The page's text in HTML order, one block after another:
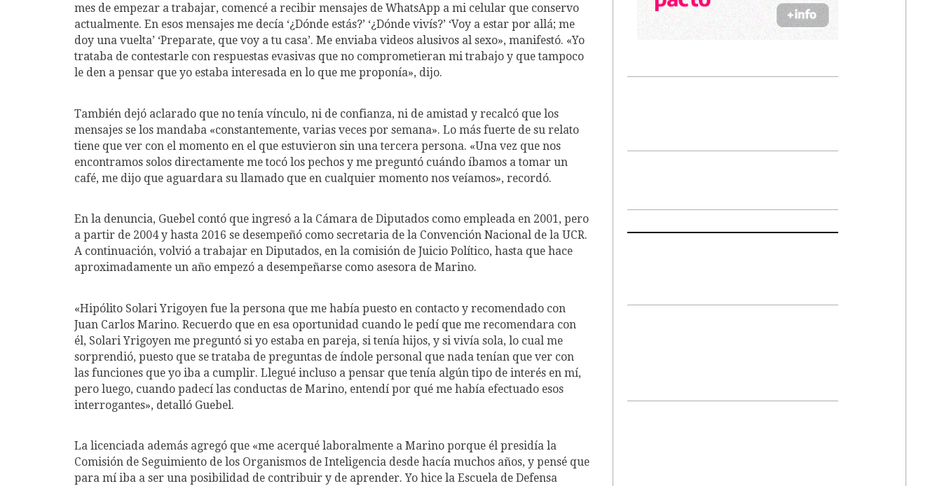
mes de empezar a trabajar, comencé a recibir mensajes de WhatsApp a mi celular que conservo
actualmente. En esos mensajes me decía ‘¿Dónde estás?’ ‘¿Dónde vivís?’ ‘Voy a estar por allá; me
doy una vuelta’ ‘Preparate, que voy a tu casa’. Me enviaba videos alusivos al sexo», manifestó. «Yo
trataba de contestarle con respuestas evasivas que no comprometieran mi trabajo y que tampoco
le den a pensar que yo estaba interesada en lo que me proponía», dijo.
También dejó aclarado que no tenía vínculo, ni de confianza, ni de amistad y recalcó que los
mensajes se los mandaba «constantemente, varias veces por semana». Lo más fuerte de su relato
tiene que ver con el momento en el que estuvieron sin una tercera persona. «Una vez que nos
encontramos solos directamente me tocó los pechos y me preguntó cuándo íbamos a tomar un
café, me dijo que aguardara su llamado que en cualquier momento nos veíamos», recordó.
En la denuncia, Guebel contó que ingresó a la Cámara de Diputados como empleada en 2001, pero
a partir de 2004 y hasta 2016 se desempeñó como secretaria de la Convención Nacional de la UCR.
A continuación, volvió a trabajar en Diputados, en la comisión de Juicio Político, hasta que hace
aproximadamente un año empezó a desempeñarse como asesora de Marino.
«Hipólito Solari Yrigoyen fue la persona que me había puesto en contacto y recomendado con
Juan Carlos Marino. Recuerdo que en esa oportunidad cuando le pedí que me recomendara con
él, Solari Yrigoyen me preguntó si yo estaba en pareja, si tenía hijos, y si vivía sola, lo cual me
sorprendió, puesto que se trataba de preguntas de índole personal que nada tenían que ver con
las funciones que yo iba a cumplir. Llegué incluso a pensar que tenía algún tipo de interés en mí,
pero luego, cuando padecí las conductas de Marino, entendí por qué me había efectuado esos
interrogantes», detalló Guebel.
La licenciada además agregó que «me acerqué laboralmente a Marino porque él presidía la
Comisión de Seguimiento de los Organismos de Inteligencia desde hacía muchos años, y pensé que
para mí iba a ser una posibilidad de contribuir y de aprender. Yo hice la Escuela de Defensa